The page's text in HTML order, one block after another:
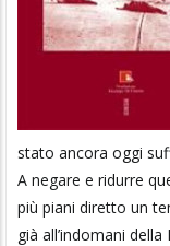
stato ancora oggi
A negare e ridurre
più piani diretto un
già all’indomani